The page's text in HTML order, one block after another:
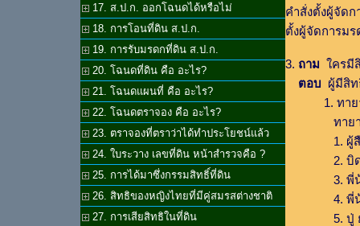
17. ส.ป.ก. ออกโฉนดได้หรือไม่
18. การโอนที่ดิน ส.ป.ก.
19. การรับมรดกที่ดิน ส.ป.ก.
20. โฉนดที่ดิน คือ อะไร?
21. โฉนดแผนที่ คือ อะไร?
22. โฉนดตราจอง คือ อะไร?
23. ตราจองที่ตราว่าได้ทำประโยชน์แล้ว
24. ใบระวาง เลขที่ดิน หน้าสำรวจคือ ?
25. การได้มาซึ่งกรรมสิทธิ์ที่ดิน
26. สิทธิของหญิงไทยที่มีคู่สมรสต่างชาติ
27. การเสียสิทธิในที่ดิน
คำสั่งตั้งผู้จัด
ตั้งผู้จัดการม
3. ถาม ใครมี
ตอบ ผู้มีสิท
1. ทายาท
ทายาทโด
1. ผู้สืบสั
2. บิดา
3. พี่น้องร่
4. พี่น้องร่
5. ปู่ ย่า